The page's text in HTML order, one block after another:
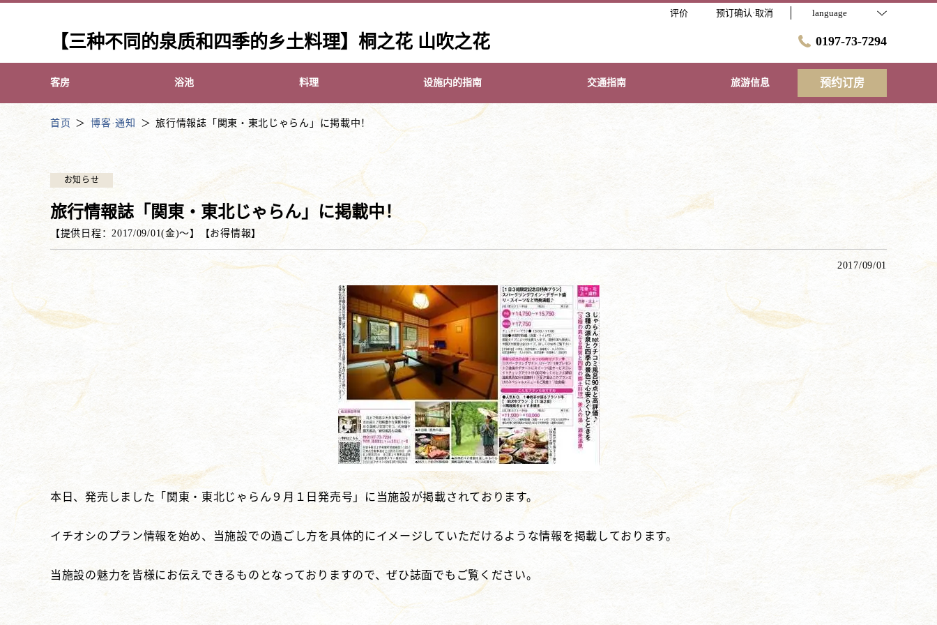
评价 预订确认·取消 language
【三种不同的泉质和四季的乡土料理】桐之花 山吹之花 0197-73-7294
客房 浴池 料理 设施内的指南 交通指南 旅游信息 预约订房
首页 博客·通知 旅行情報誌「関東・東北じゃらん」に掲載中！
お知らせ
旅行情報誌「関東・東北じゃらん」に掲載中！
【提供日程：2017/09/01(金)〜】 【お得情報】
2017/09/01
本日、発売しました「関東・東北じゃらん９月１日発売号」に当施設が掲載されております。
イチオシのプラン情報を始め、当施設での過ごし方を具体的にイメージしていただけるような情報を掲載しております。
当施設の魅力を皆様にお伝えできるものとなっておりますので、ぜひ誌面でもご覧ください。